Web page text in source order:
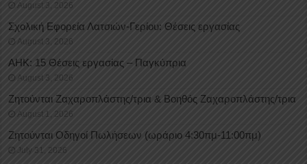
August 3, 2026
Σχολική Εφορεία Λατσιών-Γερίου: Θέσεις εργασίας
August 3, 2026
ΑΗΚ: 15 Θέσεις εργασίας – Παγκύπρια
August 3, 2026
Ζητούνται Ζαχαροπλάστης/τρια & Βοηθός Ζαχαροπλάστης/τρια
August 1, 2026
Ζητούνται Οδηγοί Πωλήσεων (ωράριο 4:30πμ-11:00πμ)
July 31, 2026